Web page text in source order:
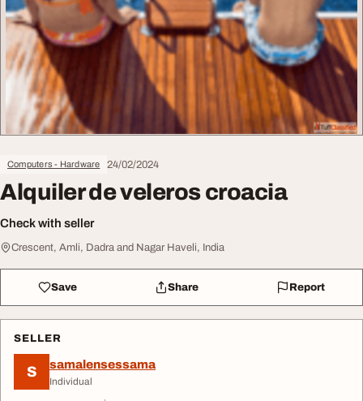
Computers - Hardware 24/02/2024
Alquiler de veleros croacia
Check with seller
Crescent, Amli, Dadra and Nagar Haveli, India
Save Share Report
SELLER
S samalensessama
Individual